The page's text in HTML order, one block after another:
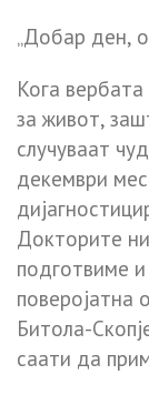
„Добар ден,
Кога
за живот,
случуваат
декември
Докторите
подготвиме
поверојатна
Битола-
саати да